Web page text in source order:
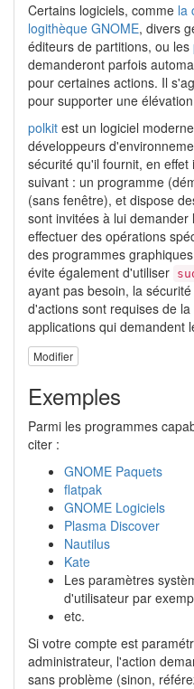
Certains logiciels, comme la
logithèque GNOME, divers
éditeurs de partitions, ou les
demanderont parfois
pour certaines actions. Il
pour supporter une
polkit est un logiciel
développeurs
sécurité qu'il fournit, en
suivant : un programme
(sans fenêtre), et dispose
sont invitées à lui
effectuer des opérations
des programmes
évite également d'utiliser
ayant pas besoin, la
d'actions sont requises de
applications qui demandent
Modifier
Exemples
Parmi les programmes
citer :
GNOME Paquets
flatpak
GNOME Logiciels
Plasma Discover
Nautilus
Kate
Les paramètres
d'utilisateur par
etc.
Si votre compte est
administrateur, l'action
sans problème (sinon,